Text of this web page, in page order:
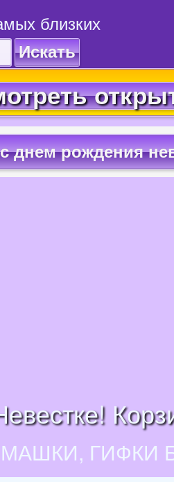
близких
Искать
с днем рождения
ГИФКИ